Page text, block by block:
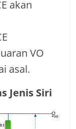
akan
VO
asal.
Jenis Siri